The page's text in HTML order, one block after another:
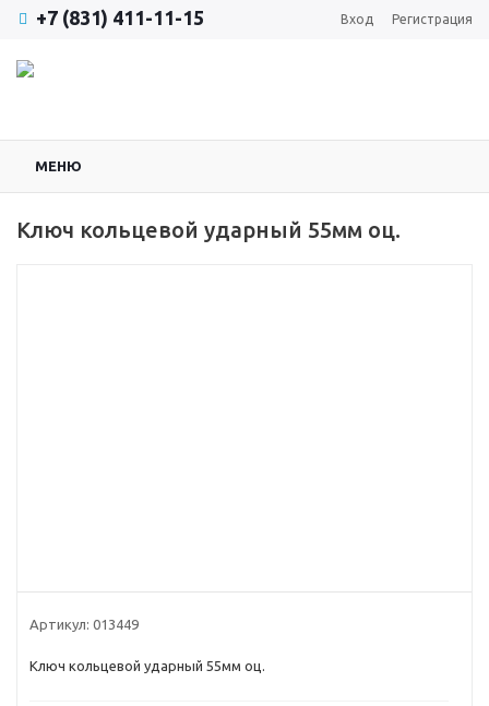
+7 (831) 411-11-15 Вход Регистрация
МЕНЮ
Ключ кольцевой ударный 55мм оц.
Артикул: 013449
Ключ кольцевой ударный 55мм оц.